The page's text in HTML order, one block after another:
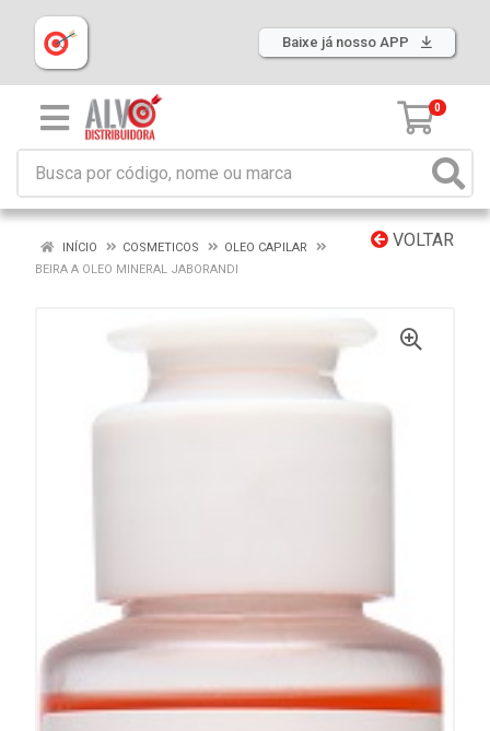
Baixe já nosso APP
0
VOLTAR
INÍCIO COSMETICOS
OLEO CAPILAR
BEIRA A OLEO MINERAL JABORANDI